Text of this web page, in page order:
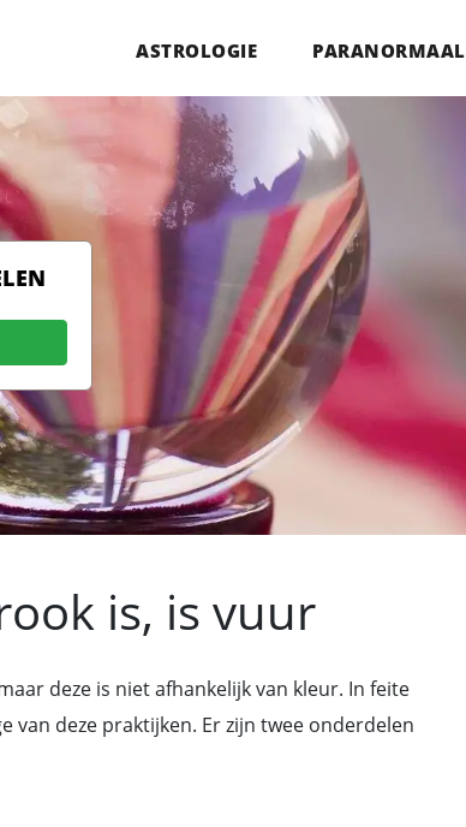
ASTROLOGIE PARANORMAAL
is, is vuur
deze is niet afhankelijk van kleur. In feite
van deze praktijken. Er zijn twee onderdelen